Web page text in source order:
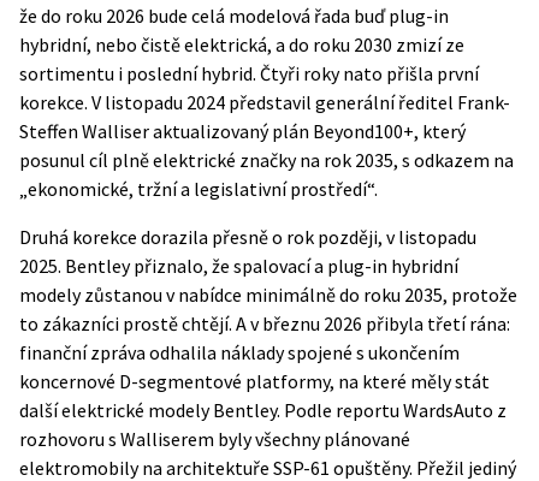
že do roku 2026 bude celá modelová řada buď plug-in
hybridní, nebo čistě elektrická, a do roku 2030 zmizí ze
sortimentu i poslední hybrid. Čtyři roky nato přišla první
korekce. V listopadu 2024 představil generální ředitel Frank-
Steffen Walliseraktualizovaný plán Beyond100+, který
posunul cíl plně elektrické značky na rok 2035, s odkazem na
„ekonomické, tržní a legislativní prostředí“.
Druhá korekce dorazila přesně o rok později, v listopadu
2025. Bentley přiznalo, že spalovací a plug-in hybridní
modely zůstanou v nabídce minimálně do roku 2035, protože
to zákazníci prostě chtějí. A v březnu 2026 přibyla třetí rána:
finanční zpráva odhalila náklady spojené s ukončením
koncernové D-segmentové platformy, na které měly stát
další elektrické modely Bentley. Podle reportu WardsAuto z
rozhovoru s Walliserem byly všechny plánované
elektromobily na architektuře SSP-61 opuštěny. Přežil jediný